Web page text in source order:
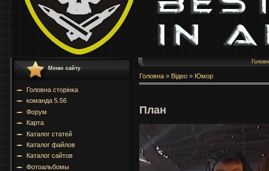
Меню сайту
Головна сторінка
команда 5.56
Форум
Карта
Каталог статей
Каталог файлов
Каталог сайтов
Фотоальбомы
Головна » Відео » Юмор
План